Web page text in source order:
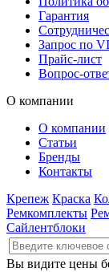
Гарантия
Запрос по
Прайс-лист
Вопрос-
О компании
О компании
Статьи
Бренды
Контакты
Крепеж Краска
Ремкомплекты
Сайлентблоки
Вы видите цены